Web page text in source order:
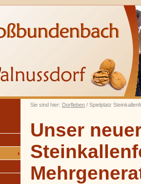
Sie sind hier: Dorfleben / Spielplatz
Unser